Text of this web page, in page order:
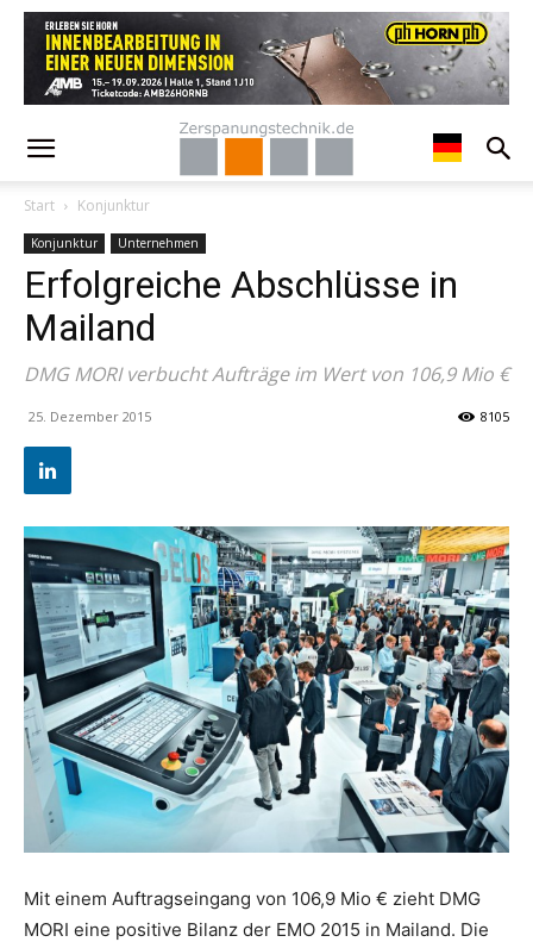
Start Konjunktur
Konjunktur Unternehmen
Erfolgreiche Abschlüsse in
Mailand
DMG MORI verbucht Aufträge im Wert von 106,9 Mio €
25. Dezember 2015 8105
Mit einem Auftragseingang von 106,9 Mio € zieht DMG
MORI eine positive Bilanz der EMO 2015 in Mailand. Die